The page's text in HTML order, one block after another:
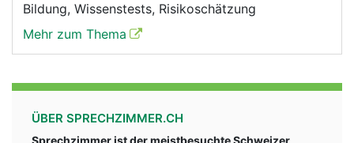
Bildung, Wissenstests, Risikoschätzung
Mehr zum Thema
ÜBER SPRECHZIMMER.CH
Sprechzimmer ist der meistbesuchte Schweizer